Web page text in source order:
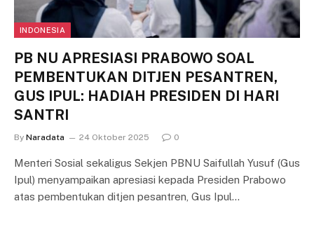
INDONESIA
PB NU APRESIASI PRABOWO SOAL
PEMBENTUKAN DITJEN PESANTREN,
GUS IPUL: HADIAH PRESIDEN DI HARI
SANTRI
By Naradata 24 Oktober 2025 0
Menteri Sosial sekaligus Sekjen PBNU Saifullah Yusuf (Gus
Ipul) menyampaikan apresiasi kepada Presiden Prabowo
atas pembentukan ditjen pesantren, Gus Ipul…